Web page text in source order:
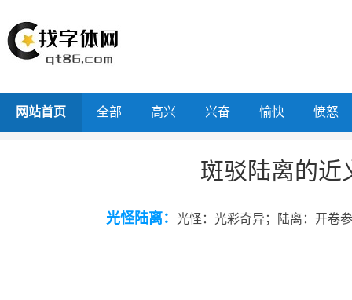
网站首页 全部 高兴 兴奋 愉快 愤怒
斑驳陆离的近
光怪陆离： 光怪：光彩奇异；陆离：开卷